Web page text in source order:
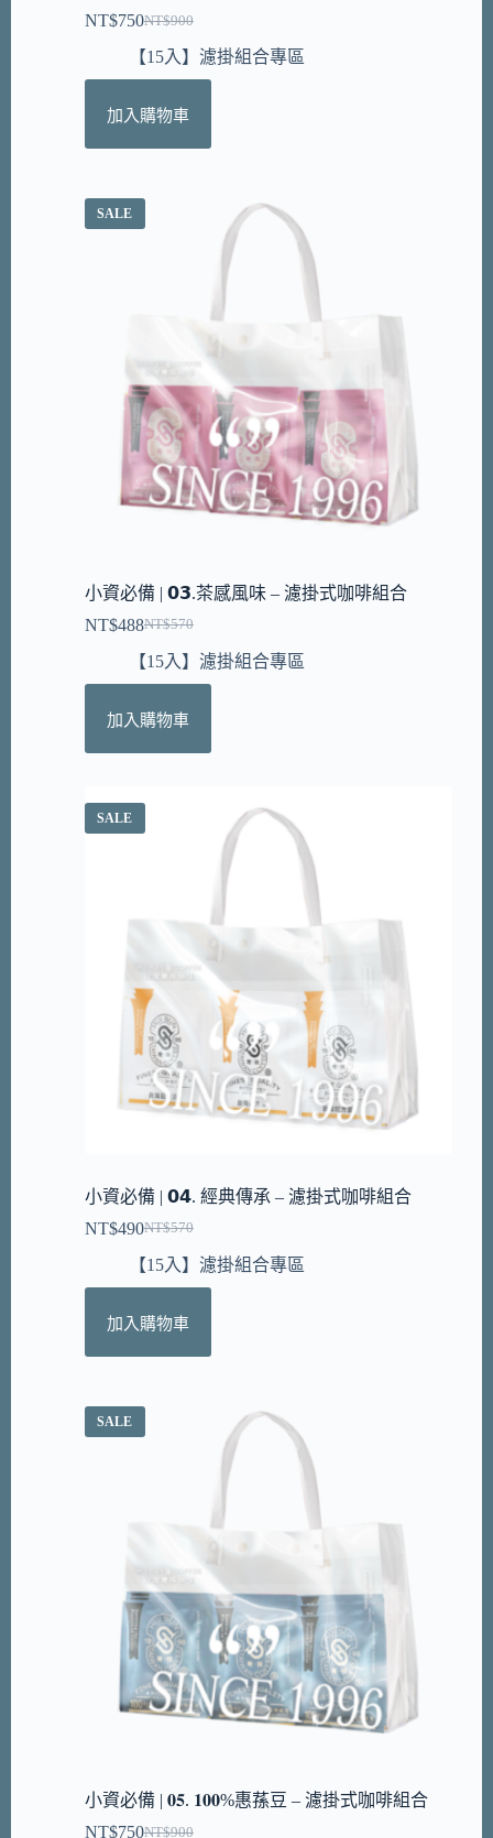
NT$900
NT$750
【15入】濾掛組合專區
加入購物車
SALE
小資必備 | 𝟬𝟯.茶感風味 – 濾掛式咖啡組合
NT$570
NT$488
【15入】濾掛組合專區
加入購物車
SALE
小資必備 | 𝟬𝟰. 經典傳承 – 濾掛式咖啡組合
NT$570
NT$490
【15入】濾掛組合專區
加入購物車
SALE
小資必備 | 𝟎𝟓. 𝟏𝟎𝟎%惠蓀豆 – 濾掛式咖啡組合
NT$900
NT$750